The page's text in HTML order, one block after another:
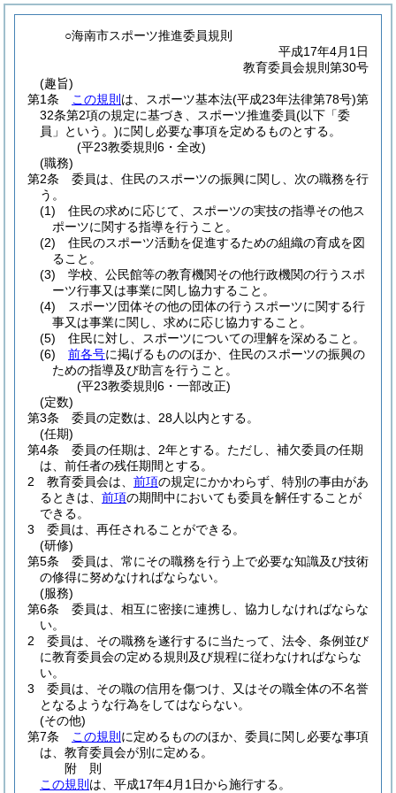
○海南市スポーツ推進委員規則
平成17年4月1日
教育委員会規則第30号
(趣旨)
第1条
この規則 は、スポーツ基本法(平成23年法律第78号)第
32条第2項の規定に基づき、スポーツ推進委員(以下「委
員」という。)に関し必要な事項を定めるものとする。
(平23教委規則6・全改)
(職務)
第2条
委員は、住民のスポーツの振興に関し、次の職務を行
う。
(1)
住民の求めに応じて、スポーツの実技の指導その他ス
ポーツに関する指導を行うこと。
(2)
住民のスポーツ活動を促進するための組織の育成を図
ること。
(3)
学校、公民館等の教育機関その他行政機関の行うスポ
ーツ行事又は事業に関し協力すること。
(4)
スポーツ団体その他の団体の行うスポーツに関する行
事又は事業に関し、求めに応じ協力すること。
(5)
住民に対し、スポーツについての理解を深めること。
(6)
前各号に掲げるもののほか、住民のスポーツの振興の
ための指導及び助言を行うこと。
(平23教委規則6・一部改正)
(定数)
第3条
委員の定数は、28人以内とする。
(任期)
第4条
委員の任期は、2年とする。 ただし、補欠委員の任期
は、前任者の残任期間とする。
2
教育委員会は、 前項の規定にかかわらず、特別の事由があ
るときは、 前項の期間中においても委員を解任することが
できる。
3
委員は、再任されることができる。
(研修)
第5条
委員は、常にその職務を行う上で必要な知識及び技術
の修得に努めなければならない。
(服務)
第6条
委員は、相互に密接に連携し、協力しなければならな
い。
2
委員は、その職務を遂行するに当たって、法令、条例並び
に教育委員会の定める規則及び規程に従わなければならな
い。
3
委員は、その職の信用を傷つけ、又はその職全体の不名誉
となるような行為をしてはならない。
(その他)
第7条
この規則 に定めるもののほか、委員に関し必要な事項
は、教育委員会が別に定める。
附 則
この規則 は、平成17年4月1日から施行する。